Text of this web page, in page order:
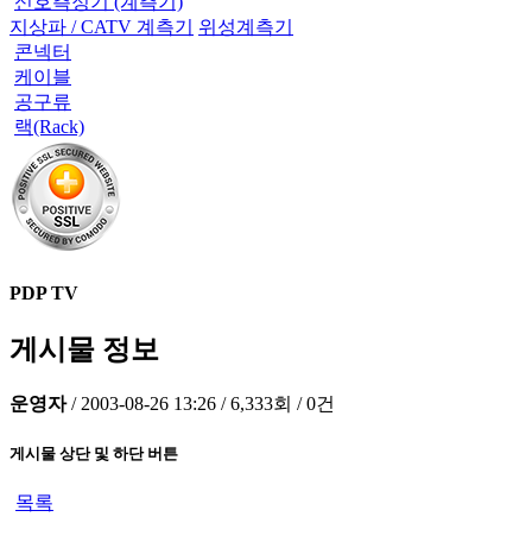
지상파 / CATV 계측기
위성계측기
콘넥터
케이블
공구류
랙(Rack)
PDP TV
게시물 정보
운영자 / 2003-08-26 13:26 / 6,333회 / 0건
게시물 상단 및 하단 버튼
목록